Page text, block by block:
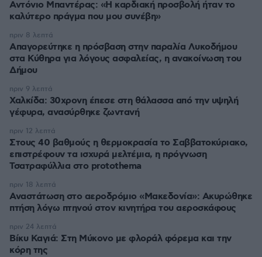
Αντόνιο Μπαντέρας: «Η καρδιακή προσβολή ήταν το
καλύτερο πράγμα που μου συνέβη»
Απαγορεύτηκε η πρόσβαση στην παραλία Λυκοδήμου
στα Κύθηρα για λόγους ασφαλείας, η ανακοίνωση του
Δήμου
πριν 8 λεπτά
Χαλκίδα: 30χρονη έπεσε στη θάλασσα από την υψηλή
γέφυρα, ανασύρθηκε ζωντανή
πριν 9 λεπτά
Στους 40 βαθμούς η θερμοκρασία το Σαββατοκύριακο,
επιστρέφουν τα ισχυρά μελτέμια, η πρόγνωση
Τσατραφύλλια στο protothema
πριν 12 λεπτά
Αναστάτωση στο αεροδρόμιο «Μακεδονία»: Ακυρώθηκε
πτήση λόγω πτηνού στον κινητήρα του αεροσκάφους
πριν 18 λεπτά
Βίκυ Καγιά: Στη Μύκονο με φλοράλ φόρεμα και την
κόρη της
πριν 24 λεπτά